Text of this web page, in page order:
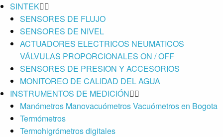
SINTEK
SENSORES DE FLUJO
SENSORES DE NIVEL
ACTUADORES ELECTRICOS NEUMATICOS
VÁLVULAS PROPORCIONALES ON / OFF
SENSORES DE PRESION Y ACCESORIOS
MONITOREO DE CALIDAD DEL AGUA
INSTRUMENTOS DE MEDICIÓN
Manómetros Manovacuómetros Vacuómetros en Bogota
Termómetros
Termohigrómetros digitales